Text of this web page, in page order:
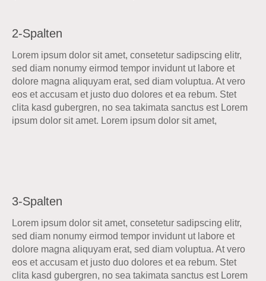
2-Spalten
Lorem ipsum dolor sit amet, consetetur sadipscing elitr,
sed diam nonumy eirmod tempor invidunt ut labore et
dolore magna aliquyam erat, sed diam voluptua. At vero
eos et accusam et justo duo dolores et ea rebum. Stet
clita kasd gubergren, no sea takimata sanctus est Lorem
ipsum dolor sit amet. Lorem ipsum dolor sit amet,
3-Spalten
Lorem ipsum dolor sit amet, consetetur sadipscing elitr,
sed diam nonumy eirmod tempor invidunt ut labore et
dolore magna aliquyam erat, sed diam voluptua. At vero
eos et accusam et justo duo dolores et ea rebum. Stet
clita kasd gubergren, no sea takimata sanctus est Lorem